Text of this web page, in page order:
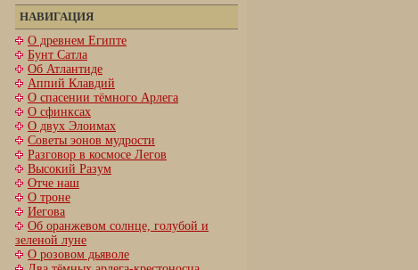
НАВИГАЦИЯ
О древнем Египте
Бунт Сатла
Об Атлантиде
Аппий Клавдий
О спасении тёмного Арлега
О сфинксах
О двух Элоимах
Советы эонов мудрости
Разговор в космосе Легов
Высокий Разум
Отче наш
О троне
Иегова
Об оранжевом солнце, голубой и
зеленой луне
О розовом дьяволе